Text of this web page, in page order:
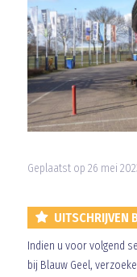
Geplaatst op 26 mei
UITSCHRIJVEN
Indien u voor volgend
bij Blauw Geel,